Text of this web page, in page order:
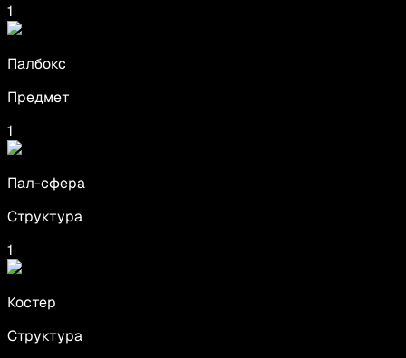
1
Палбокс
Предмет
1
Пал-сфера
Структура
1
Костер
Структура